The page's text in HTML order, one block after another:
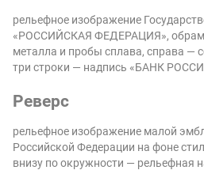
рельефное изображение
«РОССИЙСКАЯ ФЕДЕРАЦИЯ»,
металла и пробы сплава, справа —
три строки — надпись «БАНК
Реверс
рельефное изображение малой
Российской Федерации на фоне
внизу по окружности —